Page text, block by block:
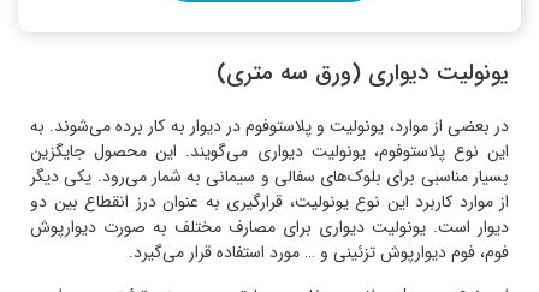
یونولیت دیواری (ورق سه متری)
در بعضی از موارد، یونولیت و پلاستوفوم در دیوار به کار برده می‌شوند. به
این نوع پلاستوفوم، یونولیت دیواری می‌گویند. این محصول جایگزین
بسیار مناسبی برای بلوک‌های سفالی و سیمانی به شمار می‌رود. یکی دیگر
از موارد کاربرد این نوع یونولیت، قرارگیری به عنوان درز انقطاع بین دو
دیوار است. یونولیت دیواری برای مصارف مختلف به صورت دیوارپوش
فوم، فوم دیوارپوش تزئینی و … مورد استفاده قرار می‌گیرد.